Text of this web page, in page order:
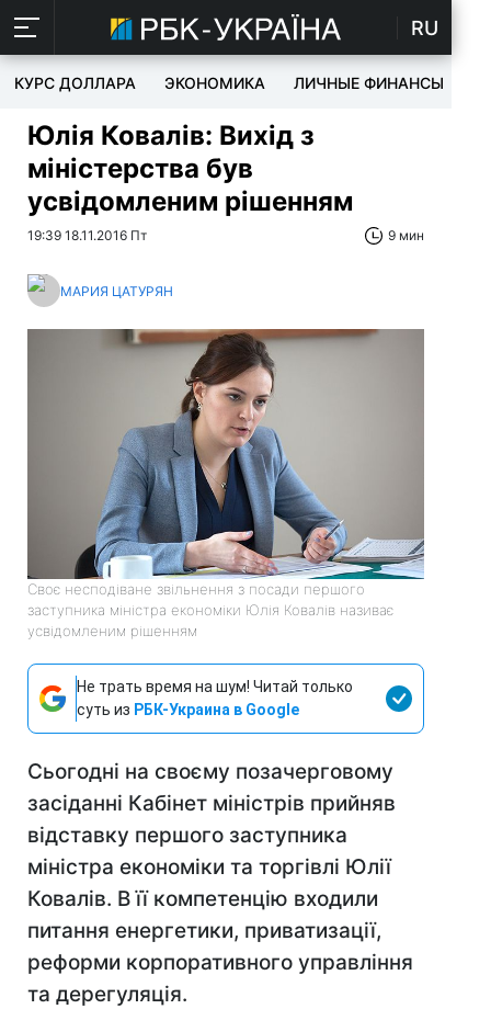
RU
КУРС ДОЛЛАРА ЭКОНОМИКА ЛИЧНЫЕ ФИНАНСЫ
Юлія Ковалів: Вихід з
міністерства був
усвідомленим рішенням
19:39 18.11.2016 Пт 9 мин
МАРИЯ ЦАТУРЯН
Своє несподіване звільнення з посади першого
заступника міністра економіки Юлія Ковалів називає
усвідомленим рішенням
Не трать время на шум! Читай только
суть из РБК-Украина в Google
Сьогодні на своєму позачерговому
засіданні Кабінет міністрів прийняв
відставку першого заступника
міністра економіки та торгівлі Юлії
Ковалів. В її компетенцію входили
питання енергетики, приватизації,
реформи корпоративного управління
та дерегуляція.